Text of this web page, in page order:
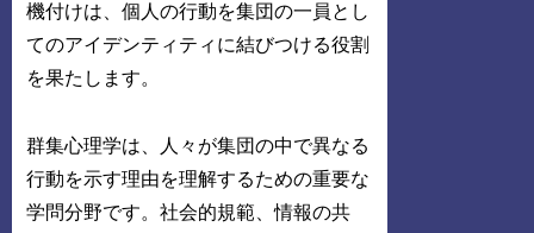
機付けは、個人の行動を集団の一員とし
てのアイデンティティに結びつける役割
を果たします。
群集心理学は、人々が集団の中で異なる
行動を示す理由を理解するための重要な
学問分野です。社会的規範、情報の共